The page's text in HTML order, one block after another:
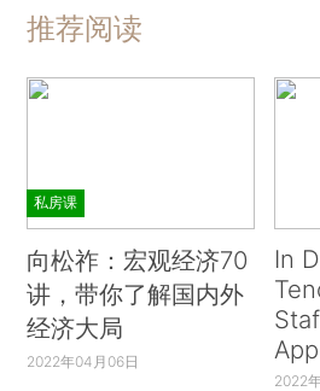
推荐阅读
私房课
向松祚：宏观经济70
讲，带你了解国内外
经济大局
2022年04月06日
In
2022